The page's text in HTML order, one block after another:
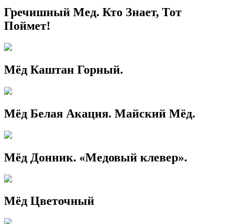
Гречишный Мед. Кто Знает, Тот
Поймет!
Мёд Каштан Горный.
Мёд Белая Акация. Майский Мёд.
Мёд Донник. «Медовый клевер».
Мёд Цветочный